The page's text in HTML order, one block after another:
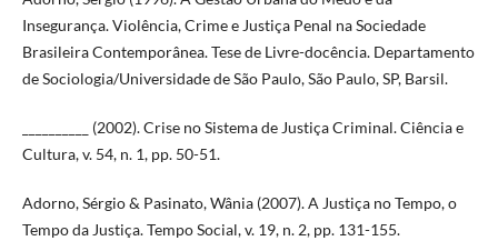
Insegurança. Violência, Crime e Justiça Penal na Sociedade
Brasileira Contemporânea. Tese de Livre-docência. Departamento
de Sociologia/Universidade de São Paulo, São Paulo, SP, Barsil.
__________ (2002). Crise no Sistema de Justiça Criminal. Ciência e
Cultura, v. 54, n. 1, pp. 50-51.
Adorno, Sérgio & Pasinato, Wânia (2007). A Justiça no Tempo, o
Tempo da Justiça. Tempo Social, v. 19, n. 2, pp. 131-155.